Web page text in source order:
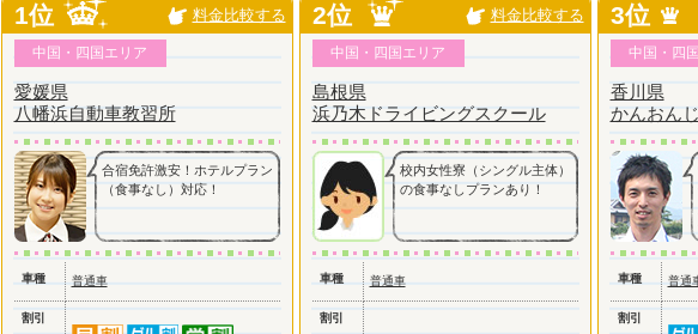
1位 料金比較する
中国・四国エリア
愛媛県
八幡浜自動車教習所
合宿免許激安！ホテルプラン
（食事なし）対応！
車種 普通車
割引
2位 料金比較する
中国・四国エリア
島根県
浜乃木ドライビングスクール
校内女性寮（シングル主体）
の食事なしプランあり！
車種 普通車
割引
3位
中国・四
香川県
かんおん
車種 普通
割引